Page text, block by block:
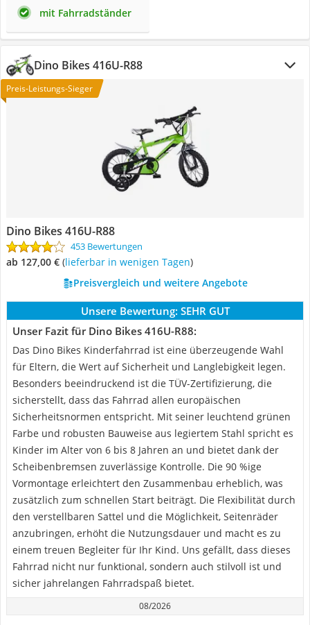
mit Fahrradständer
‎Dino Bikes 416U-R88
Preis-Leistungs-Sieger
‎Dino Bikes 416U-R88
453 Bewertungen
ab 127,00 € ( Lieferbar in wenigen Tagen)
Preisvergleich und weitere Angebote
Unsere Bewertung: SEHR GUT
Unser Fazit für ‎Dino Bikes 416U-R88:
Das Dino Bikes Kinderfahrrad ist eine überzeugende Wahl
für Eltern, die Wert auf Sicherheit und Langlebigkeit legen.
Besonders beeindruckend ist die TÜV-Zertifizierung, die
sicherstellt, dass das Fahrrad allen europäischen
Sicherheitsnormen entspricht. Mit seiner leuchtend grünen
Farbe und robusten Bauweise aus legiertem Stahl spricht es
Kinder im Alter von 6 bis 8 Jahren an und bietet dank der
Scheibenbremsen zuverlässige Kontrolle. Die 90 %ige
Vormontage erleichtert den Zusammenbau erheblich, was
zusätzlich zum schnellen Start beiträgt. Die Flexibilität durch
den verstellbaren Sattel und die Möglichkeit, Seitenräder
anzubringen, erhöht die Nutzungsdauer und macht es zu
einem treuen Begleiter für Ihr Kind. Uns gefällt, dass dieses
Fahrrad nicht nur funktional, sondern auch stilvoll ist und
sicher jahrelangen Fahrradspaß bietet.
08/2026